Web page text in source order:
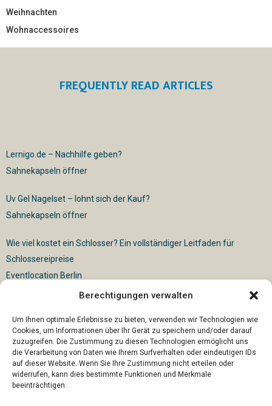
Berechtigungen verwalten
Um Ihnen optimale Erlebnisse zu bieten, verwenden wir Technologien wie
Cookies, um Informationen über Ihr Gerät zu speichern und/oder darauf
zuzugreifen. Die Zustimmung zu diesen Technologien ermöglicht uns
die Verarbeitung von Daten wie Ihrem Surfverhalten oder eindeutigen IDs
auf dieser Website. Wenn Sie Ihre Zustimmung nicht erteilen oder
widerrufen, kann dies bestimmte Funktionen und Merkmale
beeinträchtigen.
Weihnachten
Wohnaccessoires
FREQUENTLY READ ARTICLES
Lernigo.de – Nachhilfe geben?
Sahnekapseln öffner
Uv Gel Nagelset – lohnt sich der Kauf?
Sahnekapseln öffner
Wie viel kostet ein Schlosser? Ein vollständiger Leitfaden für
Schlossereipreise
Eventlocation Berlin
Für die vollautomatische Sackentleerung gibt es vielfältige
Lösungen